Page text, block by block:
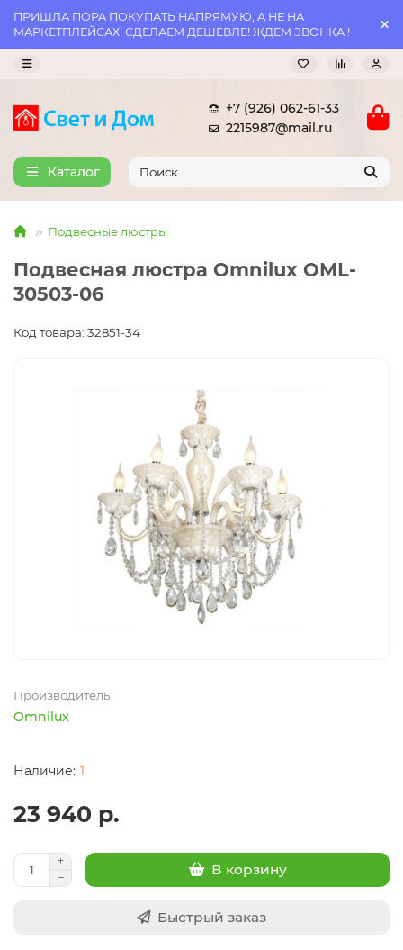
ПРИШЛА ПОРА ПОКУПАТЬ НАПРЯМУЮ, А НЕ НА
МАРКЕТПЛЕЙСАХ! СДЕЛАЕМ ДЕШЕВЛЕ! ЖДЕМ ЗВОНКА !
+7 (926) 062-61-33
2215987@mail.ru
Каталог
Подвесные люстры
Подвесная люстра Omnilux OML-
30503-06
Код товара: 32851-34
Производитель
Omnilux
1
23 940 р.
В корзину
Быстрый заказ